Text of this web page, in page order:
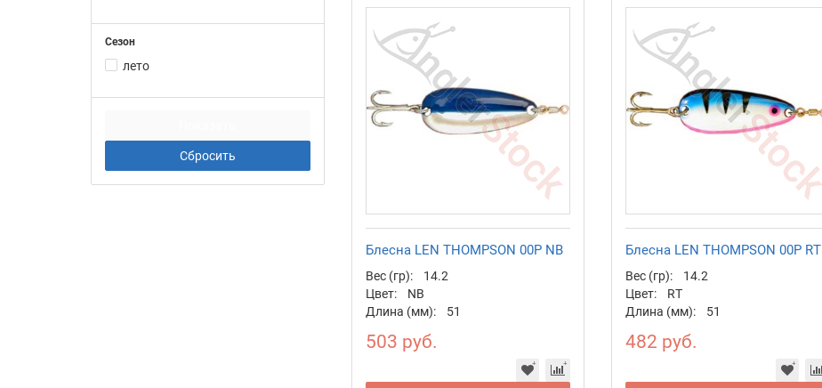
Сезон
лето
Блесна LEN THOMPSON 00P NB
Вес (гр):
14.2
Цвет:
NB
Длина (мм):
51
503 руб.
Блесна LEN THOMPSON 00P RT
Вес (гр):
14.2
Цвет:
RT
Длина (мм):
51
482 руб.